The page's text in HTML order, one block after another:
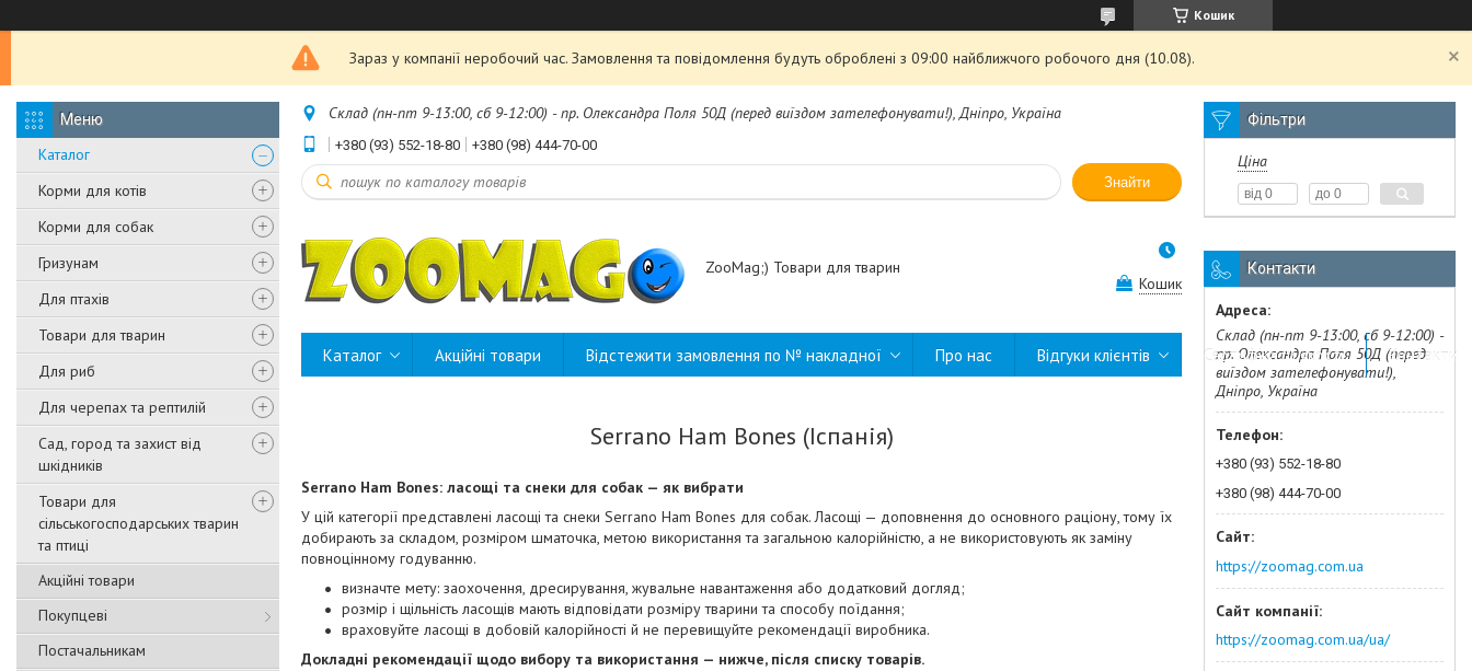
Кошик
Зараз у компанії неробочий час. Замовлення та повідомлення будуть оброблені з 09:00 найближчого робочого дня (10.08).
Каталог
Корми для котів
Корми для собак
Гризунам
Для птахів
Товари для тварин
Для риб
Для черепах та рептилій
Сад, город та захист від
шкідників
Товари для
сільськогосподарських тварин
та птиці
Акційні товари
Покупцеві
Постачальникам
Склад (пн-пт 9-13:00, сб 9-12:00) - пр. Олександра Поля 50Д (перед виїздом зателефонувати!), Дніпро, Україна
+380 (93) 552-18-80 +380 (98) 444-70-00
Знайти
ZooMag;) Товари для тварин
Кошик
Каталог Акційні товари Відстежити замовлення по № накладної Про нас Відгуки клієнтів Сертифікати якості Контакти
Serrano Ham Bones (Іспанія)
Serrano Ham Bones: ласощі та снеки для собак — як вибрати
У цій категорії представлені ласощі та снеки Serrano Ham Bones для собак. Ласощі — доповнення до основного раціону, тому їх
добирають за складом, розміром шматочка, метою використання та загальною калорійністю, а не використовують як заміну
повноцінному годуванню.
визначте мету: заохочення, дресирування, жувальне навантаження або додатковий догляд;
розмір і щільність ласощів мають відповідати розміру тварини та способу поїдання;
враховуйте ласощі в добовій калорійності й не перевищуйте рекомендації виробника.
Докладні рекомендації щодо вибору та використання — нижче, після списку товарів.
Фільтри
Ціна
Контакти
Склад (пн-пт 9-13:00, сб 9-12:00) -
пр. Олександра Поля 50Д (перед
виїздом зателефонувати!),
Дніпро, Україна
+380 (93) 552-18-80
+380 (98) 444-70-00
https://zoomag.com.ua
https://zoomag.com.ua/ua/